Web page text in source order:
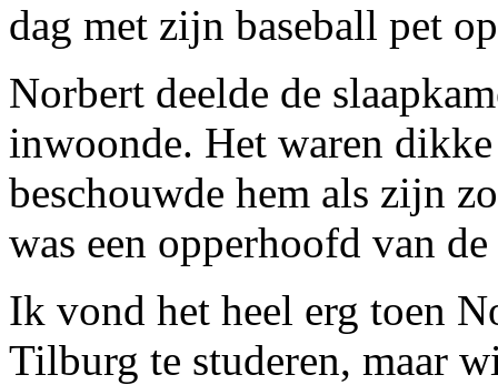
dag met zijn baseball pet
Norbert deelde de
inwoonde. Het waren
beschouwde hem als zijn
was een opperhoofd van
Ik vond het heel erg toen
Tilburg te studeren, maar